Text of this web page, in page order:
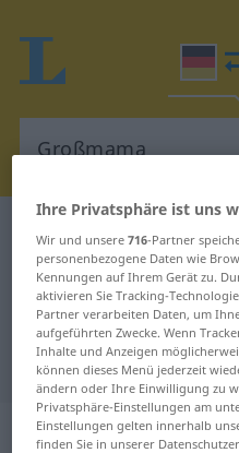
Deutsch-Dänisch
Deutsch-
"Großmama"
"Großmama"
„Großmama“
Ihre Privatsphäre ist uns
Wir und unsere716-Partner
personenbezogene Daten wie
Kennungen auf Ihrem Gerät zu.
aktivieren Sie Tracking-
Partner verarbeiten Daten, um
aufgeführten Zwecke. Wenn
Inhalte und Anzeigen
können dieses Menü jederzeit
ändern oder Ihre Einwilligung zu
Privatsphäre-Einstellungen am
Einstellungen gelten innerhalb
finden Sie in unserer